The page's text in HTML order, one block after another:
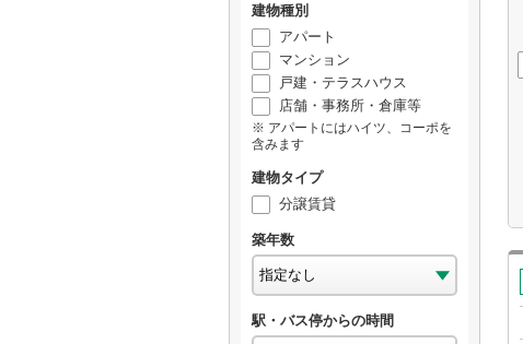
建物種別
アパート
マンション
戸建・テラスハウス
店舗・事務所・倉庫等
アパートにはハイツ、コーポを
含みます
建物タイプ
分譲賃貸
築年数
駅・バス停からの時間